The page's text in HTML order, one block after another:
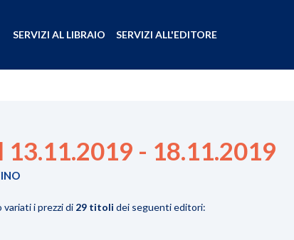
SERVIZI AL LIBRAIO SERVIZI ALL'EDITORE
13.11.2019 - 18.11.2019
variati i prezzi di 29 titoli dei seguenti editori: